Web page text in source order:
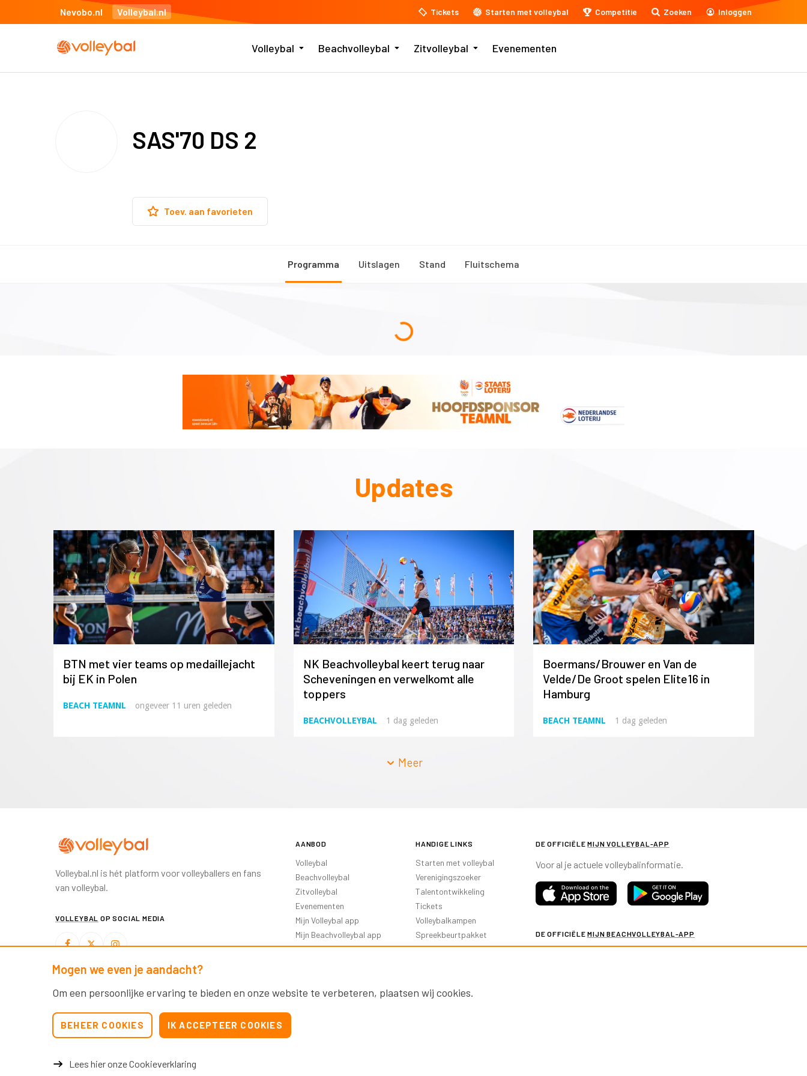
Nevobo.nl Volleybal.nl Tickets Starten met volleybal Competitie Zoeken Inloggen
Volleybal Beachvolleybal Zitvolleybal Evenementen
SAS'70 DS 2
Toev. aan favorieten
Programma Uitslagen Stand Fluitschema
Updates
BTN met vier teams op medaillejacht
bij EK in Polen
BEACH TEAMNL ongeveer 11 uren geleden
NK Beachvolleybal keert terug naar
Scheveningen en verwelkomt alle
toppers
BEACHVOLLEYBAL 1 dag geleden
Boermans/Brouwer en Van de
Velde/De Groot spelen Elite16 in
Hamburg
BEACH TEAMNL 1 dag geleden
Meer
Volleybal.nl is hét platform voor volleyballers en fans
van volleybal.
VOLLEYBAL OP SOCIAL MEDIA
AANBOD
Volleybal
Beachvolleybal
Zitvolleybal
Evenementen
Mijn Volleybal app
Mijn Beachvolleybal app
HANDIGE LINKS
Starten met volleybal
Verenigingszoeker
Talentontwikkeling
Tickets
Volleybalkampen
Spreekbeurtpakket
Oranje Ambassadeurs
DE OFFICIËLEMIJN VOLLEYBAL-APP
Voor al je actuele volleybalinformatie.
DE OFFICIËLEMIJN BEACHVOLLEYBAL-APP
Mogen we even je aandacht?
Om een persoonlijke ervaring te bieden en onze website te verbeteren, plaatsen wij cookies.
BEHEER COOKIES IK ACCEPTEER COOKIES
Lees hier onze Cookieverklaring